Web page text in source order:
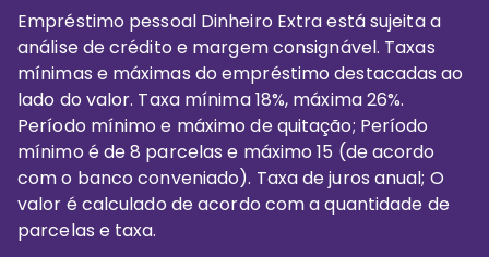
Empréstimo pessoal Dinheiro Extra está sujeita a
análise de crédito e margem consignável. Taxas
mínimas e máximas do empréstimo destacadas ao
lado do valor. Taxa mínima 18%, máxima 26%.
Período mínimo e máximo de quitação; Período
mínimo é de 8 parcelas e máximo 15 (de acordo
com o banco conveniado). Taxa de juros anual; O
valor é calculado de acordo com a quantidade de
parcelas e taxa.